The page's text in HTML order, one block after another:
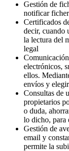
Gestión de
notificar
Certificados
decir, cuando
la lectura del
legal
electrónicos,
ellos.
envíos y
Consultas de
propietarios
o duda,
lo dicho, para
Gestión de
email y
permite la